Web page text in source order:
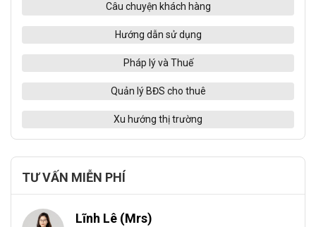
Câu chuyện khách hàng
Hướng dẫn sử dụng
Pháp lý và Thuế
Quản lý BĐS cho thuê
Xu hướng thị trường
TƯ VẤN MIỄN PHÍ
Lĩnh Lê (Mrs)